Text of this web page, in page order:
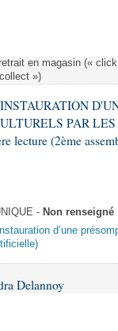
en magasin («
»)
PAR LES
(2ème
- Non renseigné
d’une
Delannoy